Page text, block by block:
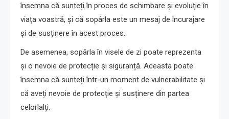
însemna că sunteți în proces de schimbare și evoluție în
viața voastră, și că sopârla este un mesaj de încurajare
și de susținere în acest proces.
De asemenea, sopârla în visele de zi poate reprezenta
și o nevoie de protecție și siguranță. Aceasta poate
însemna că sunteți într-un moment de vulnerabilitate și
că aveți nevoie de protecție și susținere din partea
celorlalți.